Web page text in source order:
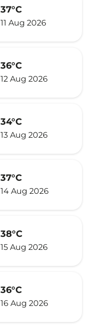
37°C
11 Aug 2026
36°C
12 Aug 2026
34°C
13 Aug 2026
37°C
14 Aug 2026
38°C
15 Aug 2026
36°C
16 Aug 2026